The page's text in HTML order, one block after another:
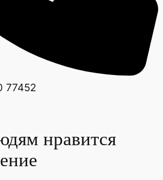
77452
нравится